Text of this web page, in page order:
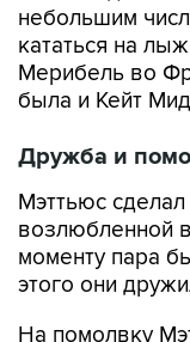
небольшим
кататься на
Мерибель во
была и Кейт
Дружба и
Мэттьюс
возлюбленной
моменту пара
этого они
На помолвку